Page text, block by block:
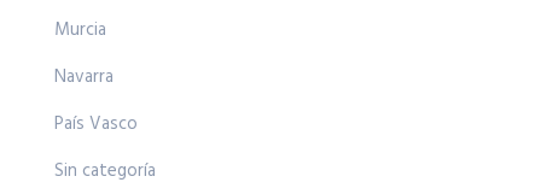
Murcia
Navarra
País Vasco
Sin categoría